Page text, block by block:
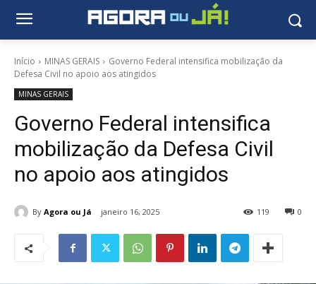
Início MINAS GERAIS
Governo Federal intensifica mobilização da
Defesa Civil no apoio aos atingidos
MINAS GERAIS
Governo Federal intensifica
mobilização da Defesa Civil
no apoio aos atingidos
By Agora ou Já janeiro 16, 2025 0
119